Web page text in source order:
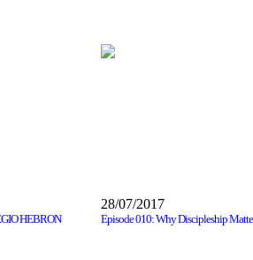
HEBRON
28/07/2017
Episode 010: Why Discipleship